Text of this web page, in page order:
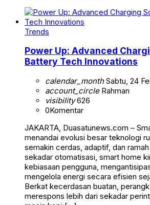
Trends
Power Up: Advanced
Battery Tech Innovations
calendar_monthSabtu, 24
account_circleRahman
visibility626
0Komentar
JAKARTA, Duasatunews.com –
menandai evolusi besar teknologi
semakin cerdas, adaptif, dan
sekadar otomatisasi, smart home
kebiasaan pengguna,
mengelola energi secara efisien
Berkat kecerdasan buatan,
merespons lebih dari sekadar